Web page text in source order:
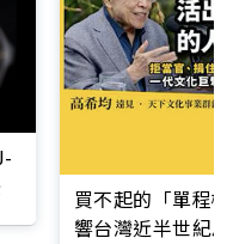
買不起的「單程
響台灣近半世紀